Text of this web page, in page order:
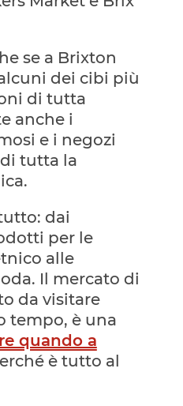
se a Brixton
dei cibi più
di tutta
anche i
e i negozi
tutta la
dai
per le
alle
Il mercato di
da visitare
tempo, è una
quando a
è tutto al